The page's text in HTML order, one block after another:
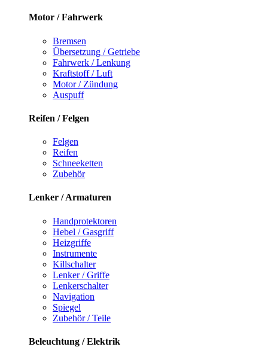
Motor / Fahrwerk
Bremsen
Übersetzung / Getriebe
Fahrwerk / Lenkung
Kraftstoff / Luft
Motor / Zündung
Auspuff
Reifen / Felgen
Felgen
Reifen
Schneeketten
Zubehör
Lenker / Armaturen
Handprotektoren
Hebel / Gasgriff
Heizgriffe
Instrumente
Killschalter
Lenker / Griffe
Lenkerschalter
Navigation
Spiegel
Zubehör / Teile
Beleuchtung / Elektrik